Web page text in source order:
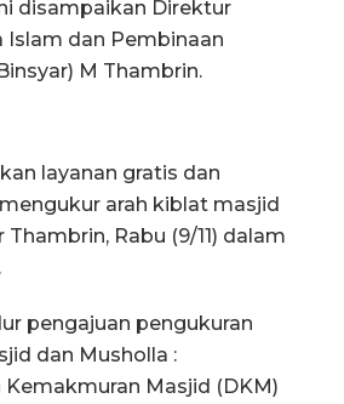
disampaikan Direktur
Islam dan Pembinaan
M Thambrin.
layanan gratis dan
arah kiblat masjid
Thambrin, Rabu (9/11) dalam
pengajuan pengukuran
dan Musholla :
Kemakmuran Masjid (DKM)